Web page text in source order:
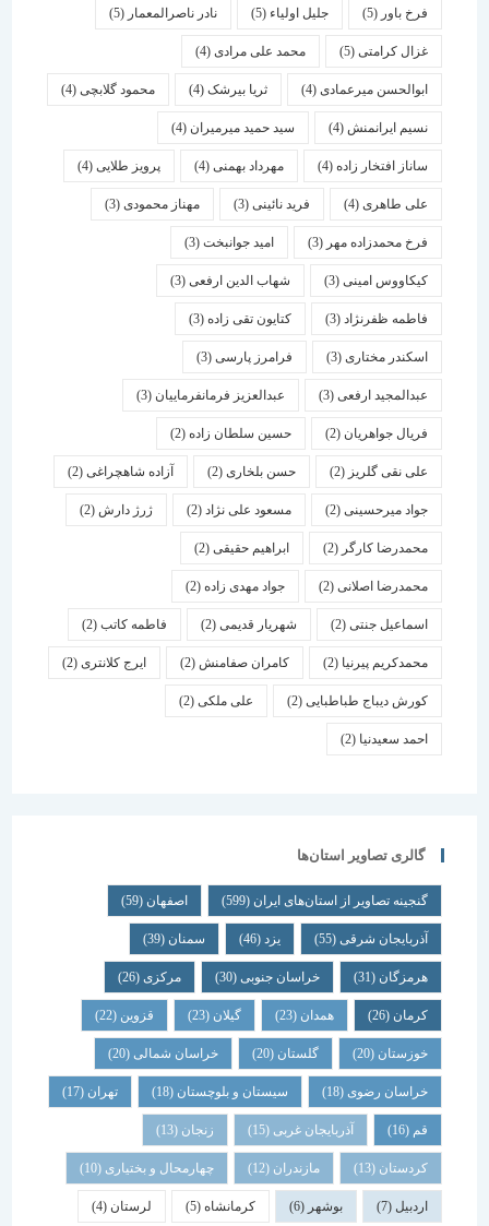
فرخ باور(5) جلیل اولیاء(5) نادر ناصرالمعمار (5)
غزال کرامتی(5) محمد علی مرادی(4)
ابوالحسن میرعمادی(4) ثریا بیرشک(4) محمود گلابچی(4)
نسیم ایرانمنش(4) سید حمید میرمیران(4)
ساناز افتخار زاده(4) مهرداد بهمنی (4) پرویز طلایی(4)
علی طاهری(4) فرید نائینی(3) مهناز محمودی(3)
فرخ محمدزاده مهر(3) امید جوانبخت(3)
کیکاووس امینی(3) شهاب الدین ارفعی(3)
فاطمه ظفرنژاد(3) کتایون تقی زاده(3)
اسكندر مختاری (3) فرامرز پارسی(3)
عبدالمجید ارفعی(3) عبدالعزیز فرمانفرماییان(3)
فریال جواهریان(2) حسین سلطان زاده(2)
علی نقی گلریز(2) حسن بلخاری(2) آزاده شاهچراغی(2)
جواد میرحسینی(2) مسعود علی نژاد(2) ژرژ دارش (2)
محمدرضا کارگر(2) ابراهیم حقیقی(2)
محمدرضا اصلانی(2) جواد مهدی زاده(2)
اسماعیل جنتی(2) شهریار قدیمی(2) فاطمه کاتب(2)
محمدکریم پیرنیا (2) کامران صفامنش(2) ایرج کلانتری (2)
کورش دیباج طباطبایی(2) علی ملکی(2)
احمد سعیدنیا (2)
گالری تصاویر استان‌ها
گنجینه تصاویر از استان‌های ایران(599) اصفهان (59)
آذربایجان شرقی(55) یزد سمنان (39)
هرمزگان(31) خراسان جنوبی(30) مرکزی (26)
همدان گیلان قزوین
خوزستان(20) گلستان (20) خراسان شمالی(20)
خراسان رضوی(18) سیستان و بلوچستان(18) تهران
آذربایجان غربی(15) زنجان
کردستان(13) مازندران(12) چهارمحال و بختیاری (10)
بوشهر کرمانشاه(5) لرستان (4)